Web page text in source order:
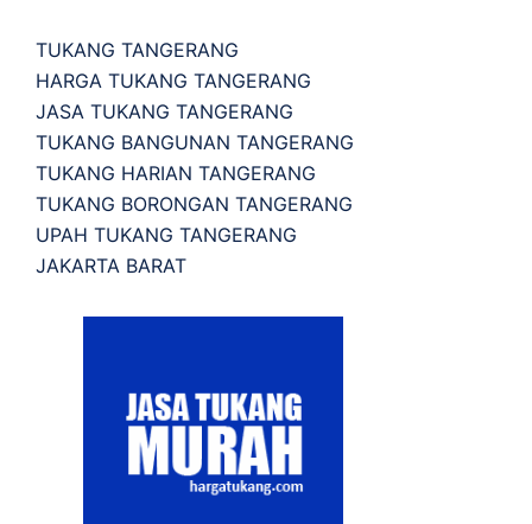
TUKANG TANGERANG
HARGA TUKANG TANGERANG
JASA TUKANG TANGERANG
TUKANG BANGUNAN TANGERANG
TUKANG HARIAN TANGERANG
TUKANG BORONGAN TANGERANG
UPAH TUKANG TANGERANG
JAKARTA BARAT